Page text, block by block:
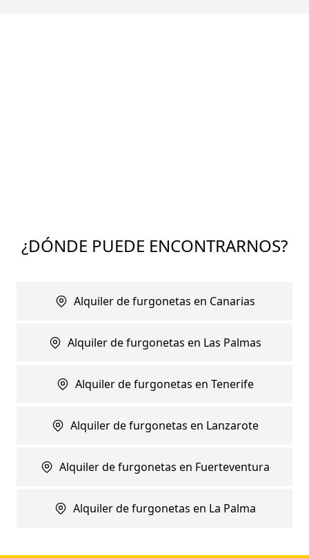
¿DÓNDE PUEDE ENCONTRARNOS?
Alquiler de furgonetas en Canarias
Alquiler de furgonetas en Las Palmas
Alquiler de furgonetas en Tenerife
Alquiler de furgonetas en Lanzarote
Alquiler de furgonetas en Fuerteventura
Alquiler de furgonetas en La Palma